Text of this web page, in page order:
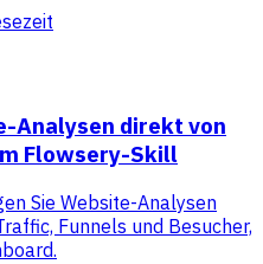
Analysen direkt von
Flowsery-Skill
Sie Website-Analysen
Funnels und Besucher,